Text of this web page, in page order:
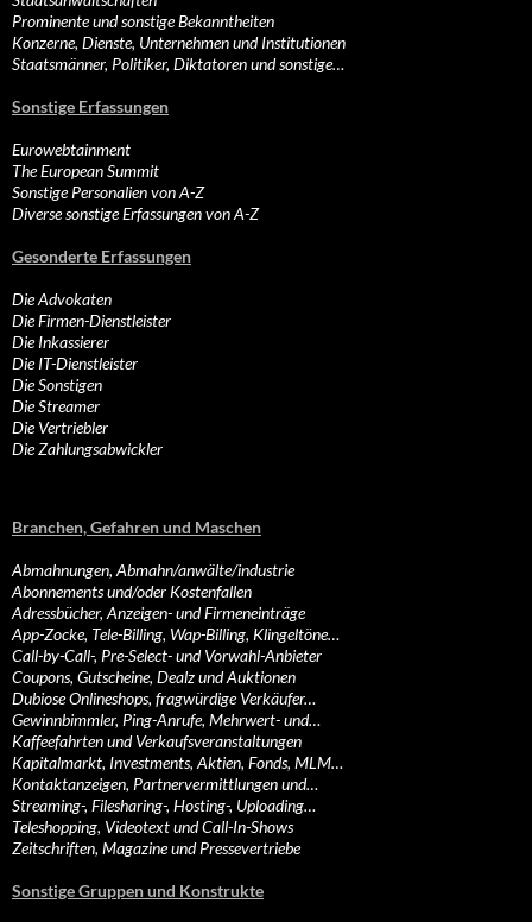
Prominente und sonstige Bekanntheiten
Konzerne, Dienste, Unternehmen und Institutionen
Staatsmänner, Politiker, Diktatoren und sonstige…
Sonstige Erfassungen
Eurowebtainment
The European Summit
Sonstige Personalien von A-Z
Diverse sonstige Erfassungen von A-Z
Gesonderte Erfassungen
Die Advokaten
Die Firmen-Dienstleister
Die Inkassierer
Die IT-Dienstleister
Die Sonstigen
Die Streamer
Die Vertriebler
Die Zahlungsabwickler
Branchen, Gefahren und Maschen
Abmahnungen, Abmahn/anwälte/industrie
Abonnements und/oder Kostenfallen
Adressbücher, Anzeigen- und Firmeneinträge
App-Zocke, Tele-Billing, Wap-Billing, Klingeltöne…
Call-by-Call-, Pre-Select- und Vorwahl-Anbieter
Coupons, Gutscheine, Dealz und Auktionen
Dubiose Onlineshops, fragwürdige Verkäufer…
Gewinnbimmler, Ping-Anrufe, Mehrwert- und…
Kaffeefahrten und Verkaufsveranstaltungen
Kapitalmarkt, Investments, Aktien, Fonds, MLM…
Kontaktanzeigen, Partnervermittlungen und…
Streaming-, Filesharing-, Hosting-, Uploading…
Teleshopping, Videotext und Call-In-Shows
Zeitschriften, Magazine und Pressevertriebe
Sonstige Gruppen und Konstrukte